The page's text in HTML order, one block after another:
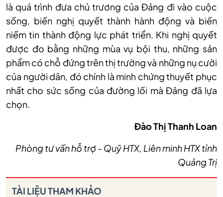
là quá trình đưa chủ trương của Đảng đi vào cuộc
sống, biến nghị quyết thành hành động và biến
niềm tin thành động lực phát triển. Khi nghị quyết
được đo bằng những mùa vụ bội thu, những sản
phẩm có chỗ đứng trên thị trường và những nụ cười
của người dân, đó chính là minh chứng thuyết phục
nhất cho sức sống của đường lối mà Đảng đã lựa
chọn.
Đào Thị Thanh Loan
Phòng tư vấn hỗ trợ - Quỹ HTX, Liên minh HTX tỉnh
Quảng Trị
TÀI LIỆU THAM KHẢO